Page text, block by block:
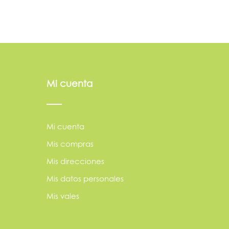
Mi cuenta
Mi cuenta
Mis compras
Mis direcciones
Mis datos personales
Mis vales